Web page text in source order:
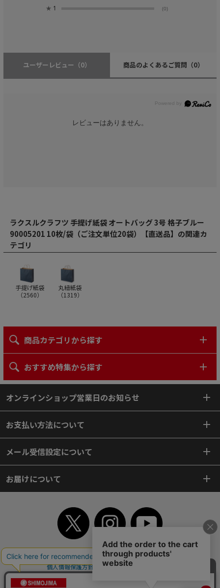
★ 1 (0)
ユーザーレビュー （0） 商品のよくあるご質問 （0）
レビューはありません。
ラクスルクラフツ 手提げ紙袋 オートバッグ 3号 格子ブルー
90005201 10枚/袋（ご注文単位20袋）【直送品】の関連カ
テゴリ
手提げ紙袋
（2560）
丸紐紙袋
（1319）
商品カテゴリから探す
おすすめ特集から探す
オンラインショップ営業日のお知らせ
お支払い方法について
メール受信設定について
お届けについて
TOP 初めてご利用のお客様へ ご利用案内
ご利用規約
個人情報保護方針
特定商取引法
よくあるご質問
サイトマップ